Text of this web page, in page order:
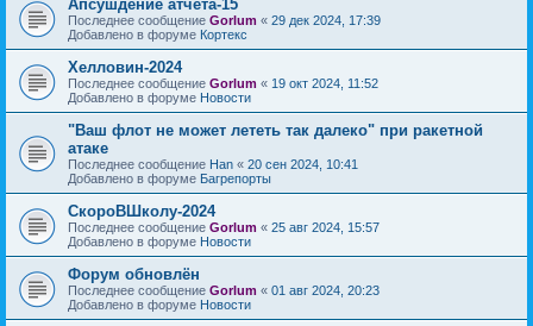
Апсушдение атчета-15
Последнее сообщение Gorlum « 29 дек 2024, 17:39
Добавлено в форуме Кортекс
Хелловин-2024
Последнее сообщение Gorlum « 19 окт 2024, 11:52
Добавлено в форуме Новости
"Ваш флот не может лететь так далеко" при ракетной
атаке
Последнее сообщение Han « 20 сен 2024, 10:41
Добавлено в форуме Багрепорты
СкороВШколу-2024
Последнее сообщение Gorlum « 25 авг 2024, 15:57
Добавлено в форуме Новости
Форум обновлён
Последнее сообщение Gorlum « 01 авг 2024, 20:23
Добавлено в форуме Новости